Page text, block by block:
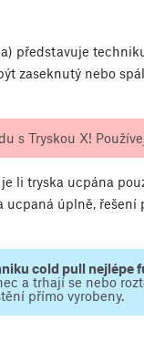
představuje
zaseknutý nebo
s Tryskou X!
li tryska ucpána
ucpaná úplně, řešení
cold pull nejlépe
a trhají se nebo
přímo vyrobeny.